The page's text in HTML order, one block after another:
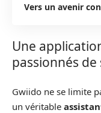
Vers un avenir
Une
passionnés
Gwiido ne se limite
un véritable